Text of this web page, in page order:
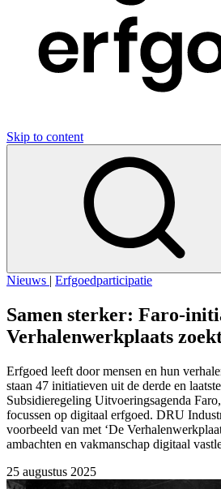
Skip to content
Nieuws | Erfgoedparticipatie
Samen sterker: Faro-
Verhalenwerkplaats
Erfgoed leeft door mensen en hun
staan 47 initiatieven uit de derde en
Subsidieregeling Uitvoeringsagenda
focussen op digitaal erfgoed. DRU
voorbeeld van met ‘De
ambachten en vakmanschap digitaal
25 augustus 2025